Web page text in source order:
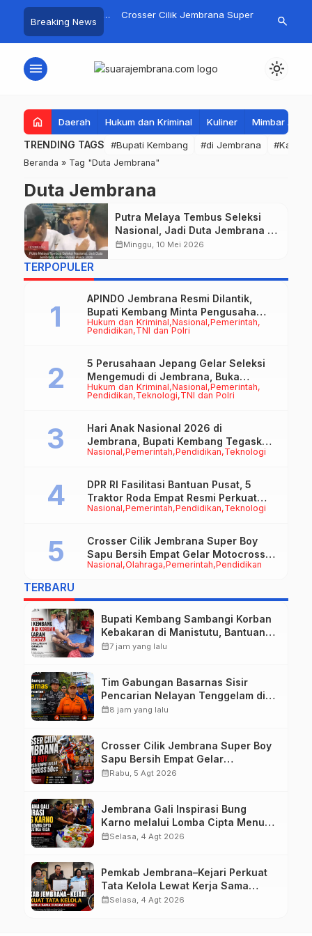
Breaking News
Tenggelam di
Pengambengan
Crosser Cilik Jembrana Super
Motocross 50cc
Jembrana
Mustika
search
menu light_mode
home Daerah Hukum dan Kriminal Kuliner Mimbar
TRENDING TAGS #Bupati Kembang #di Jembrana
Beranda » Tag "Duta Jembrana"
Duta Jembrana
Putra Melaya Tembus Seleksi
Nasional, Jadi Duta Jembrana di
Paskibraka Pusat 2026
calendar_monthMinggu, 10 Mei 2026
TERPOPULER
Hukum dan Kriminal Nasional Pemerintah
Pendidikan TNI dan Polri
APINDO Jembrana Resmi Dilantik,
Bupati Kembang Minta Pengusaha
Jadi Motor Penggerak Ekonomi
Hukum dan Kriminal Nasional Pemerintah
Pendidikan Teknologi TNI dan Polri
5 Perusahaan Jepang Gelar Seleksi
Mengemudi di Jembrana, Buka
Peluang Kerja bagi Calon PMI
Nasional Pemerintah Pendidikan Teknologi
Hari Anak Nasional 2026 di
Jembrana, Bupati Kembang Tegaskan
Pentingnya Karakter dan Budaya di
Nasional Pemerintah Pendidikan Teknologi
DPR RI Fasilitasi Bantuan Pusat, 5
Traktor Roda Empat Resmi Perkuat
Mekanisasi Pertanian Jembrana
Nasional Olahraga Pemerintah Pendidikan
Crosser Cilik Jembrana Super Boy
Sapu Bersih Empat Gelar Motocross
50cc
TERBARU
Bupati Kembang Sambangi Korban
Kebakaran di Manistutu, Bantuan
Disalurkan untuk Ringankan Beban
calendar_month7 jam yang lalu
Tim Gabungan Basarnas Sisir
Pencarian Nelayan Tenggelam di
Perairan Pantai Pengambengan
calendar_month8 jam yang lalu
Crosser Cilik Jembrana Super Boy
Sapu Bersih Empat Gelar
Motocross 50cc
calendar_monthRabu, 5 Agt 2026
Jembrana Gali Inspirasi Bung
Karno melalui Lomba Cipta Menu
Mustika Rasa
calendar_monthSelasa, 4 Agt 2026
Pemkab Jembrana–Kejari Perkuat
Tata Kelola Lewat Kerja Sama
Hukum Datun
calendar_monthSelasa, 4 Agt 2026